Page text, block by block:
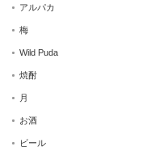
アルパカ
梅
Wild Puda
焼酎
月
お酒
ビール